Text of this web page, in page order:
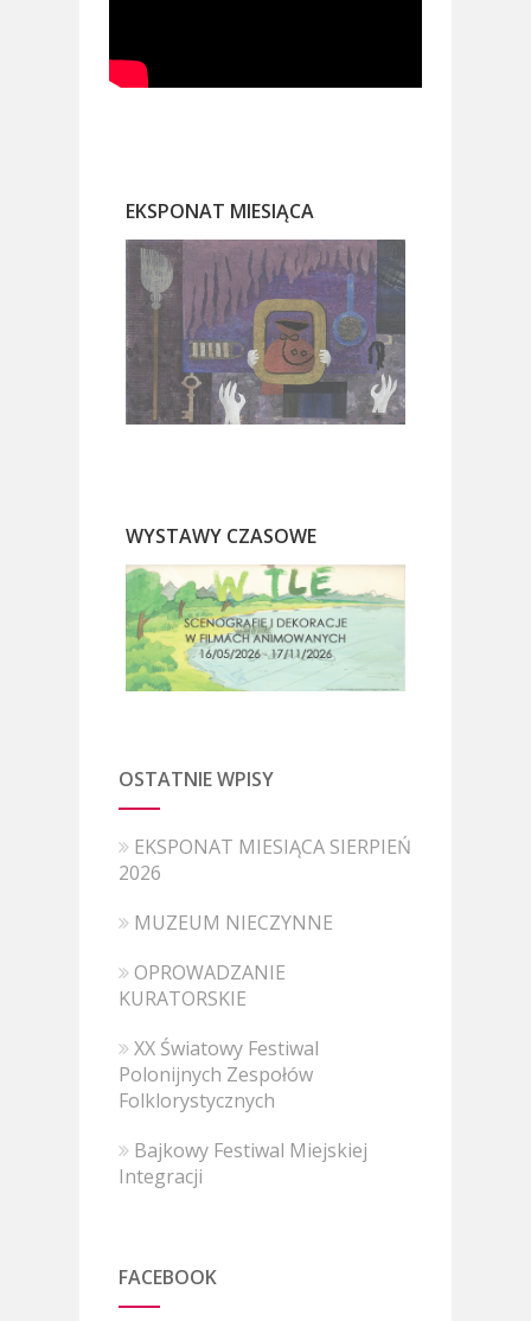
EKSPONAT MIESIĄCA
WYSTAWY CZASOWE
OSTATNIE WPISY
EKSPONAT MIESIĄCA SIERPIEŃ
2026
MUZEUM NIECZYNNE
OPROWADZANIE
KURATORSKIE
XX Światowy Festiwal
Polonijnych Zespołów
Folklorystycznych
Bajkowy Festiwal Miejskiej
Integracji
FACEBOOK